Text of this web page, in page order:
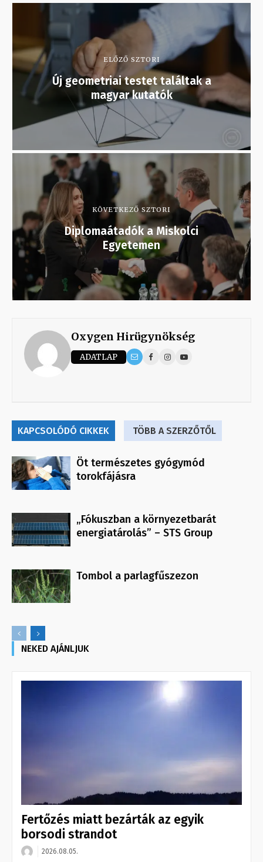
ELŐZŐ SZTORI
Új geometriai testet találtak a
magyar kutatók
KÖVETKEZŐ SZTORI
Diplomaátadók a Miskolci
Egyetemen
Oxygen Hirügynökség
ADATLAP
KAPCSOLÓDÓ CIKKEK TÖBB A SZERZŐTŐL
Öt természetes gyógymód
torokfájásra
„Fókuszban a környezetbarát
energiatárolás” – STS Group
Tombol a parlagfűszezon
NEKED AJÁNLJUK
Fertőzés miatt bezárták az egyik
borsodi strandot
2026.08.05.